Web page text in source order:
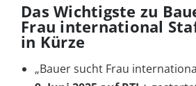
Das Wichtigste zu
Frau international
in Kürze
„Bauer sucht Frau